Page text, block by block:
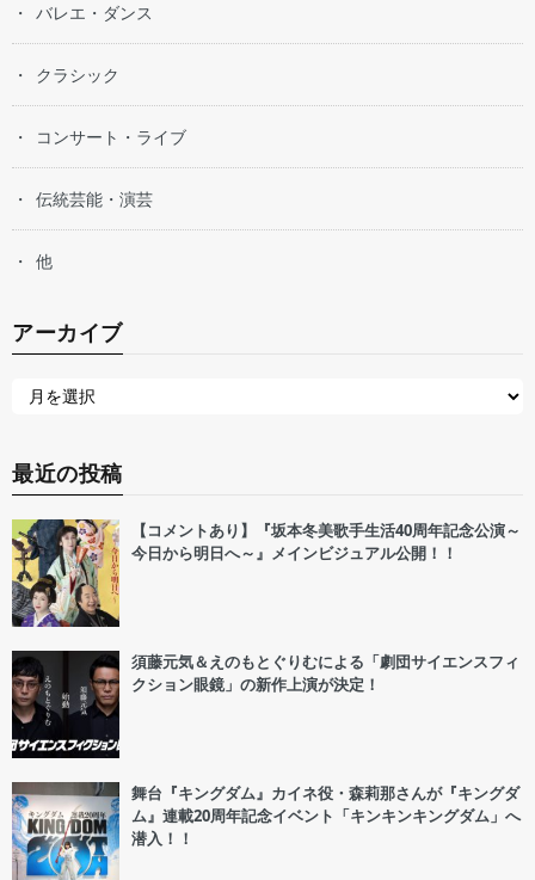
バレエ・ダンス
クラシック
コンサート・ライブ
伝統芸能・演芸
他
アーカイブ
最近の投稿
【コメントあり】『坂本冬美歌手生活40周年記念公演～
今日から明日へ～』メインビジュアル公開！！
須藤元気＆えのもとぐりむによる「劇団サイエンスフィ
クション眼鏡」の新作上演が決定！
舞台『キングダム』カイネ役・森莉那さんが『キングダ
ム』連載20周年記念イベント「キンキンキングダム」へ
潜入！！